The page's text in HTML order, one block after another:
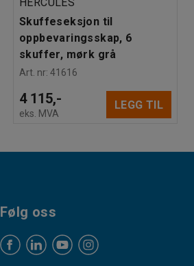
HERCULES
Skuffeseksjon til
oppbevaringsskap, 6
skuffer, mørk grå
Art. nr: 41616
4 115,-
eks. MVA
LEGG TIL
Følg oss